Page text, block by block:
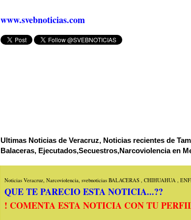
www.svebnoticias.com
Ultimas Noticias de Veracruz, Noticias recientes de
Balaceras, Ejecutados,Secuestros,Narcoviolencia en
Noticias Veracruz, Narcoviolencia, svebnoticias BALACERAS , CHIHUAHUA ,
QUE TE PARECIO ESTA NOTICIA...??
! COMENTA ESTA NOTICIA CON TU